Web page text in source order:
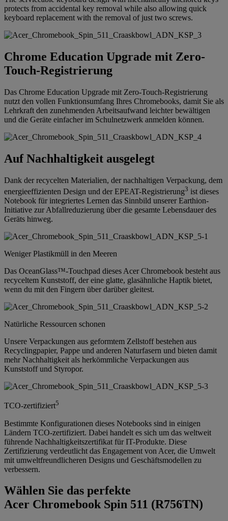
protects from accidental key removal while also allowing quick
keyboard replacement with the removal of just two screws.
Chrome Education Upgrade mit Zero-
Touch-Registrierung
Das Chrome Education Upgrade mit Zero-Touch-Registrierung
nutzt den vollen Funktionsumfang Ihres Chromebooks, damit Sie als
Lehrkraft den zunehmenden Arbeitsaufwand leichter bewältigen
und die Geräte einfacher im Schulnetzwerk anmelden können.
Auf Nachhaltigkeit ausgelegt
Dank der recycelten Materialien, der nachhaltigen Verpackung, dem
energieeffizienten Design und der EPEAT-Registrierung3 ist dieses
Notebook für integriertes Lernen das Sinnbild unserer Earthion-
Initiative zur Abfallreduzierung über die gesamte Lebensdauer des
Geräts hinweg.
Weniger Plastikmüll in den Meeren
Das OceanGlass™-Touchpad dieses Acer Chromebook besteht aus
recyceltem Kunststoff, der eine glatte, glasähnliche Haptik bietet,
wenn du mit den Fingern über darüber gleitest.
Natürliche Ressourcen schonen
Unsere Verpackungen aus geformtem Zellstoff bestehen aus
Recyclingpapier, Pappe und anderen Naturfasern und bieten damit
mehr Nachhaltigkeit als herkömmliche Verpackungen aus
Kunststoff und Styropor.
TCO-zertifiziert5
Bestimmte Konfigurationen dieses Notebooks sind in einigen
Ländern TCO-zertifiziert. Dabei handelt es sich um das weltweit
führende Nachhaltigkeitszertifikat für IT-Produkte. Diese
Zertifizierung verdeutlicht das Engagement von Acer, die Umwelt
mit umweltfreundlicheren Designs und Geschäftsmodellen zu
verbessern.
Wählen Sie das perfekte
Acer Chromebook Spin 511 (R756TN)